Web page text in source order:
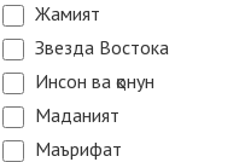
Жамият
Звезда Востока
Инсон ва қонун
Маданият
Маърифат